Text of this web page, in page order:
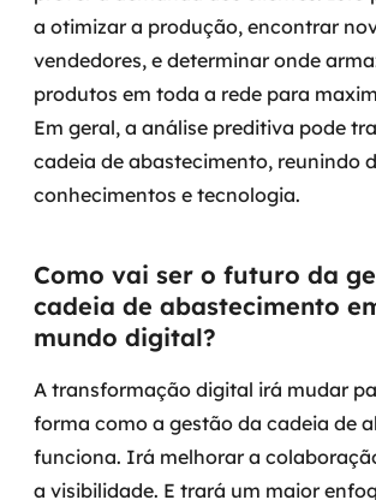
a otimizar a produção, encontrar
vendedores, e determinar onde
produtos em toda a rede para
Em geral, a análise preditiva pode
cadeia de abastecimento, reunindo
conhecimentos e tecnologia.
Como vai ser o futuro da
cadeia de abastecimento
mundo digital?
A transformação digital irá mudar
forma como a gestão da cadeia de
funciona. Irá melhorar a
a visibilidade. E trará um maior